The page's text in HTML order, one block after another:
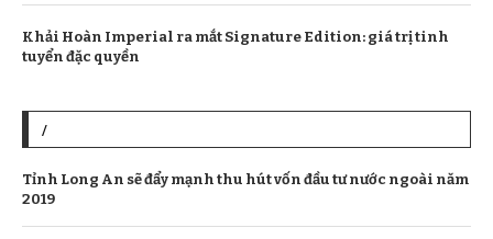
Khải Hoàn Imperial ra mắt Signature Edition: giá trị tinh
tuyển đặc quyền
/
Tỉnh Long An sẽ đẩy mạnh thu hút vốn đầu tư nước ngoài năm
2019